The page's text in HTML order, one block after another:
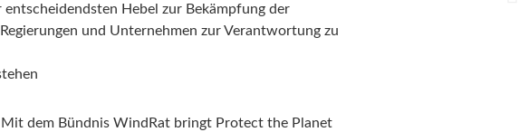
Hebel zur Bekämpfung der
und Unternehmen zur Verantwortung zu
dem Bündnis WindRat bringt Protect the Planet